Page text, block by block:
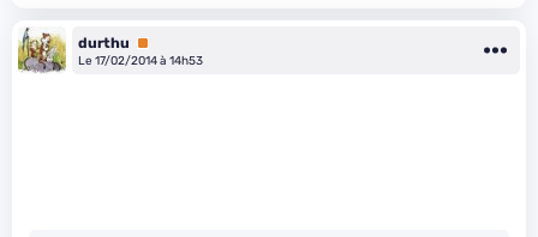
durthu
Premium
Le 17/02/2014 à 14h53